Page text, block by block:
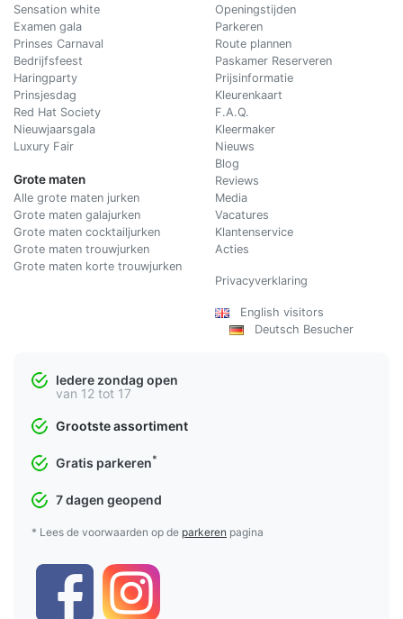
Sensation white
Examen gala
Prinses Carnaval
Bedrijfsfeest
Haringparty
Prinsjesdag
Red Hat Society
Nieuwjaarsgala
Luxury Fair
Grote maten
Alle grote maten jurken
Grote maten galajurken
Grote maten cocktailjurken
Grote maten trouwjurken
Grote maten korte trouwjurken
Openingstijden
Parkeren
Route plannen
Paskamer Reserveren
Prijsinformatie
Kleurenkaart
F.A.Q.
Kleermaker
Nieuws
Blog
Reviews
Media
Vacatures
Klantenservice
Acties
Privacyverklaring
English visitors
Deutsch Besucher
Iedere zondag open
van 12 tot 17
Grootste assortiment
Gratis parkeren*
7 dagen geopend
* Lees de voorwaarden op de parkeren pagina